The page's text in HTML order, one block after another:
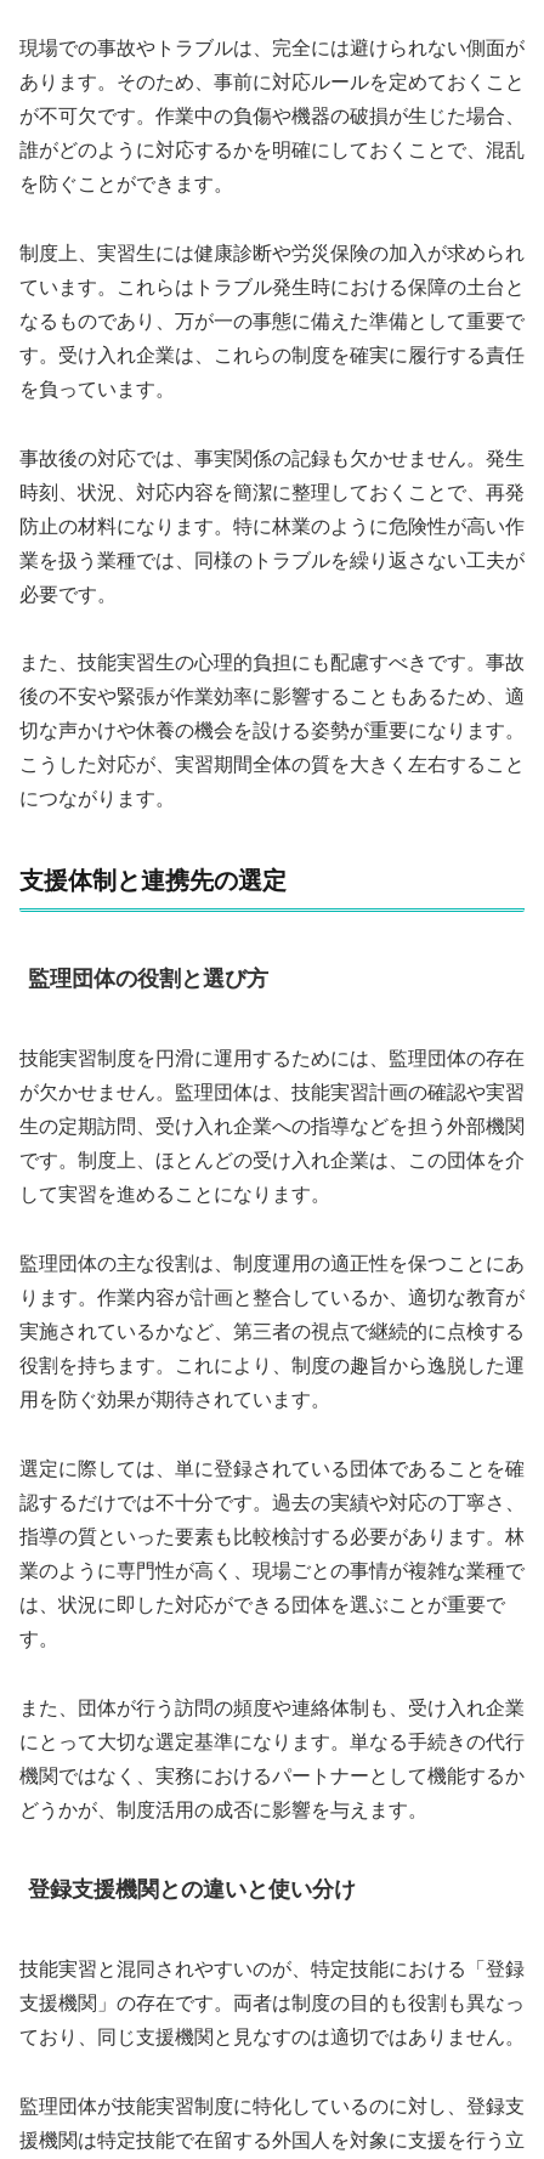
現場での事故やトラブルは、完全には避けられない側面が
あります。そのため、事前に対応ルールを定めておくこと
が不可欠です。作業中の負傷や機器の破損が生じた場合、
誰がどのように対応するかを明確にしておくことで、混乱
を防ぐことができます。
制度上、実習生には健康診断や労災保険の加入が求められ
ています。これらはトラブル発生時における保障の土台と
なるものであり、万が一の事態に備えた準備として重要で
す。受け入れ企業は、これらの制度を確実に履行する責任
を負っています。
事故後の対応では、事実関係の記録も欠かせません。発生
時刻、状況、対応内容を簡潔に整理しておくことで、再発
防止の材料になります。特に林業のように危険性が高い作
業を扱う業種では、同様のトラブルを繰り返さない工夫が
必要です。
また、技能実習生の心理的負担にも配慮すべきです。事故
後の不安や緊張が作業効率に影響することもあるため、適
切な声かけや休養の機会を設ける姿勢が重要になります。
こうした対応が、実習期間全体の質を大きく左右すること
につながります。
支援体制と連携先の選定
監理団体の役割と選び方
技能実習制度を円滑に運用するためには、監理団体の存在
が欠かせません。監理団体は、技能実習計画の確認や実習
生の定期訪問、受け入れ企業への指導などを担う外部機関
です。制度上、ほとんどの受け入れ企業は、この団体を介
して実習を進めることになります。
監理団体の主な役割は、制度運用の適正性を保つことにあ
ります。作業内容が計画と整合しているか、適切な教育が
実施されているかなど、第三者の視点で継続的に点検する
役割を持ちます。これにより、制度の趣旨から逸脱した運
用を防ぐ効果が期待されています。
選定に際しては、単に登録されている団体であることを確
認するだけでは不十分です。過去の実績や対応の丁寧さ、
指導の質といった要素も比較検討する必要があります。林
業のように専門性が高く、現場ごとの事情が複雑な業種で
は、状況に即した対応ができる団体を選ぶことが重要で
す。
また、団体が行う訪問の頻度や連絡体制も、受け入れ企業
にとって大切な選定基準になります。単なる手続きの代行
機関ではなく、実務におけるパートナーとして機能するか
どうかが、制度活用の成否に影響を与えます。
登録支援機関との違いと使い分け
技能実習と混同されやすいのが、特定技能における「登録
支援機関」の存在です。両者は制度の目的も役割も異なっ
ており、同じ支援機関と見なすのは適切ではありません。
監理団体が技能実習制度に特化しているのに対し、登録支
援機関は特定技能で在留する外国人を対象に支援を行う立